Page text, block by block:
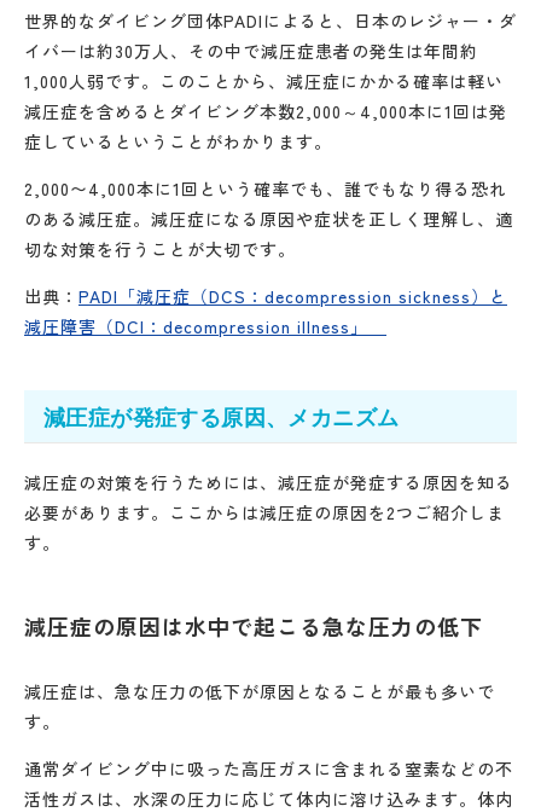
世界的なダイビング団体PADIによると、日本のレジャー・ダ
イバーは約30万人、その中で減圧症患者の発生は年間約
1,000人弱です。このことから、減圧症にかかる確率は軽い
減圧症を含めるとダイビング本数2,000～4,000本に1回は発
症しているということがわかります。
2,000〜4,000本に1回という確率でも、誰でもなり得る恐れ
のある減圧症。減圧症になる原因や症状を正しく理解し、適
切な対策を行うことが大切です。
出典： PADI「減圧症（DCS：decompression sickness）と
減圧障害（DCI：decompression illness」
減圧症が発症する原因、メカニズム
減圧症の対策を行うためには、減圧症が発症する原因を知る
必要があります。ここからは減圧症の原因を2つご紹介しま
す。
減圧症の原因は水中で起こる急な圧力の低下
減圧症は、急な圧力の低下が原因となることが最も多いで
す。
通常ダイビング中に吸った高圧ガスに含まれる窒素などの不
活性ガスは、水深の圧力に応じて体内に溶け込みます。体内